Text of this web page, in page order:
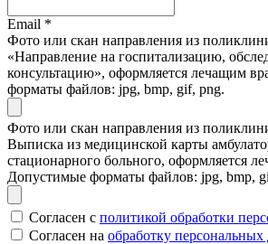
Email *
Фото или скан направления из
«Направление на госпитализацию,
консультацию», оформляется лечащим
форматы файлов: jpg, bmp, gif, png.
Фото или скан направления из
Выписка из медицинской карты
стационарного больного, оформляется
Допустимые форматы файлов: jpg, bmp,
Согласен с политикой обработки
Согласен на обработку